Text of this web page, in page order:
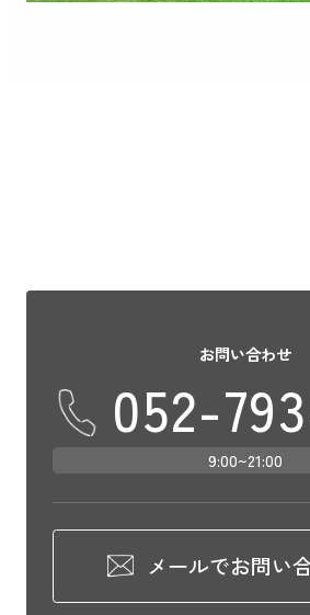
お問い合わせ
052-
9:00~21:00
メールでお問い